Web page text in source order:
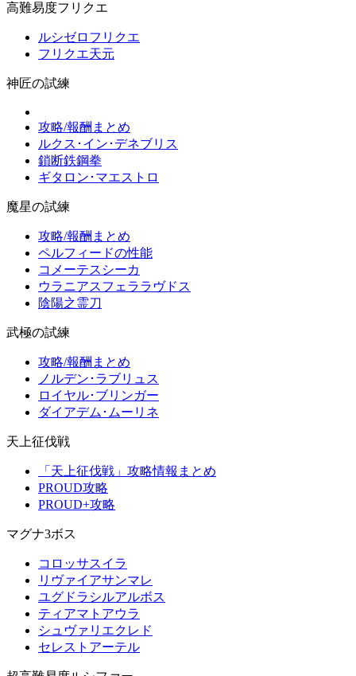
高難易度フリクエ
ルシゼロフリクエ
フリクエ天元
神匠の試練
攻略/報酬まとめ
ルクス･イン･デネブリス
鎖断鉄鋼拳
ギタロン･マエストロ
魔星の試練
攻略/報酬まとめ
ペルフィードの性能
コメーテスシーカ
ウラニアスフェララヴドス
陰陽之霊刀
武極の試練
攻略/報酬まとめ
ノルデン･ラブリュス
ロイヤル･ブリンガー
ダイアデム･ムーリネ
天上征伐戦
「天上征伐戦」攻略情報まとめ
PROUD攻略
PROUD+攻略
マグナ3ボス
コロッサスイラ
リヴァイアサンマレ
ユグドラシルアルボス
ティアマトアウラ
シュヴァリエクレド
セレストアーテル